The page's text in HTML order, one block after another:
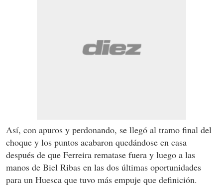
Así, con apuros y perdonando, se llegó al tramo final del
choque y los puntos acabaron quedándose en casa
después de que Ferreira rematase fuera y luego a las
manos de Biel Ribas en las dos últimas oportunidades
para un Huesca que tuvo más empuje que definición.